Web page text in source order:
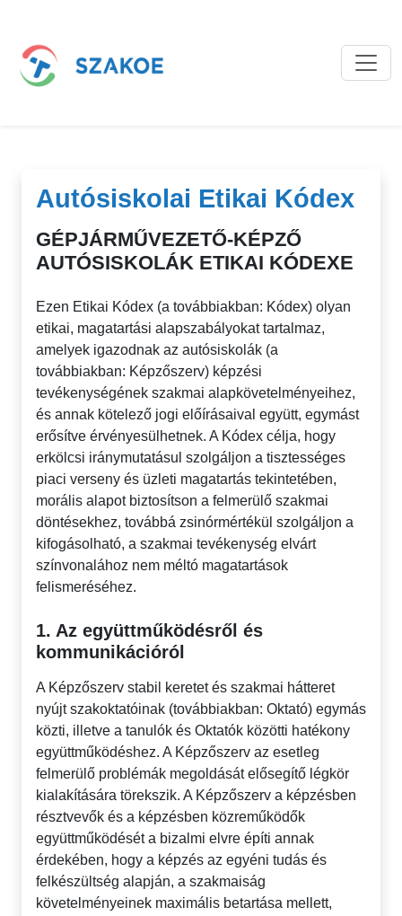
Autósiskolai Etikai Kódex
GÉPJÁRMŰVEZETŐ-KÉPZŐ
AUTÓSISKOLÁK ETIKAI KÓDEXE
Ezen Etikai Kódex (a továbbiakban: Kódex) olyan
etikai, magatartási alapszabályokat tartalmaz,
amelyek igazodnak az autósiskolák (a
továbbiakban: Képzőszerv) képzési
tevékenységének szakmai alapkövetelményeihez,
és annak kötelező jogi előírásaival együtt, egymást
erősítve érvényesülhetnek. A Kódex célja, hogy
erkölcsi iránymutatásul szolgáljon a tisztességes
piaci verseny és üzleti magatartás tekintetében,
morális alapot biztosítson a felmerülő szakmai
döntésekhez, továbbá zsinórmértékül szolgáljon a
kifogásolható, a szakmai tevékenység elvárt
színvonalához nem méltó magatartások
felismeréséhez.
1. Az együttműködésről és
kommunikációról
A Képzőszerv stabil keretet és szakmai hátteret
nyújt szakoktatóinak (továbbiakban: Oktató) egymás
közti, illetve a tanulók és Oktatók közötti hatékony
együttműködéshez. A Képzőszerv az esetleg
felmerülő problémák megoldását elősegítő légkör
kialakítására törekszik. A Képzőszerv a képzésben
résztvevők és a képzésben közreműködők
együttműködését a bizalmi elvre építi annak
érdekében, hogy a képzés az egyéni tudás és
felkészültség alapján, a szakmaiság
követelményeinek maximális betartása mellett,